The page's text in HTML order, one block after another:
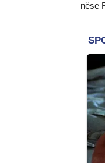
nëse